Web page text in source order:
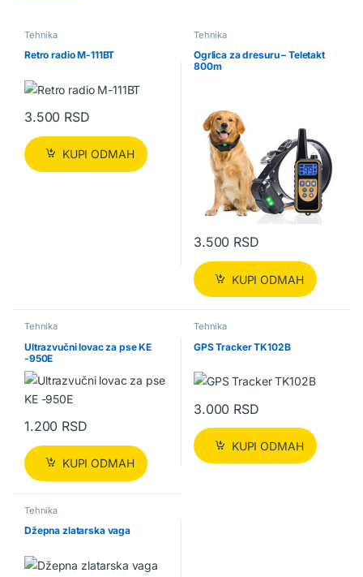
Tehnika
Retro radio M-111BT
3.500 RSD
KUPI ODMAH
Tehnika
Ogrlica za dresuru – Teletakt
800m
3.500 RSD
KUPI ODMAH
Tehnika
Ultrazvučni lovac za pse KE
-950E
1.200 RSD
KUPI ODMAH
Tehnika
GPS Tracker TK102B
3.000 RSD
KUPI ODMAH
Tehnika
Džepna zlatarska vaga